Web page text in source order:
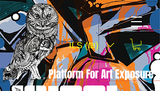
Platform For Art Exposure
ILS (₪)